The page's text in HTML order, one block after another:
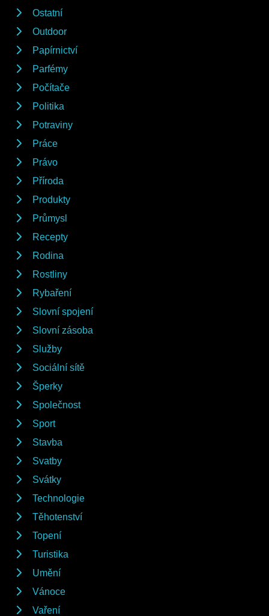
Ostatní
Outdoor
Papírnictví
Parfémy
Počítače
Politika
Potraviny
Práce
Právo
Příroda
Produkty
Průmysl
Recepty
Rodina
Rostliny
Rybaření
Slovní spojení
Slovní zásoba
Služby
Sociální sítě
Šperky
Společnost
Sport
Stavba
Svatby
Svátky
Technologie
Těhotenství
Topení
Turistika
Umění
Vánoce
Vaření